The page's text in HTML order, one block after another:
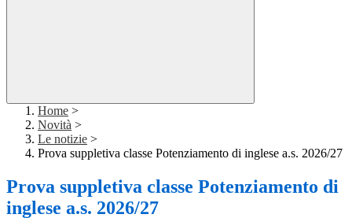
Home >
Novità >
Le notizie >
Prova suppletiva classe Potenziamento di inglese a.s. 2026/27
Prova suppletiva classe Potenziamento di
inglese a.s. 2026/27